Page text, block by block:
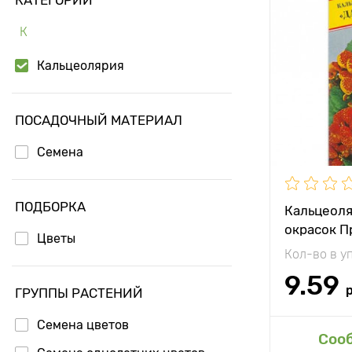
К
Кальцеолярия
ПОСАДОЧНЫЙ МАТЕРИАЛ
Семена
ПОДБОРКА
Цветы
ГРУППЫ РАСТЕНИЙ
Семена цветов
окрасок
Кол-во в
9.59
Высота
Растояние
растениями